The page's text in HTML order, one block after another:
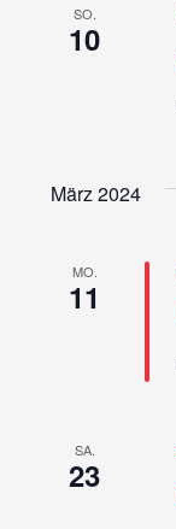
SO.
10
März 2024
MO.
11
SA.
23